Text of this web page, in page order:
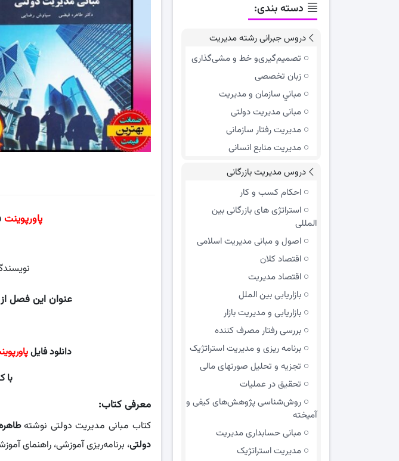
پاورپوینت
عنوان این فصل
دانلود فایل
با
معرفی کتاب:
کتاب مبانی مدیریت دولتی نوشته
دولتی، برنامه‌ریزی آموزشی، راهنمای
دسته بندی:
دروس جبرانی رشته مدیریت
تصمیم‌گیری‌و خط و مشی‌گذاری
زبان تخصصی
مباني سازمان و مديريت
مبانی مدیریت دولتی
مدیریت رفتار سازمانی
مدیریت منابع انسانی
دروس مدیریت بازرگانی
احکام کسب و کار
استراتژی های بازرگانی بین
المللی
اصول و مبانی مدیریت اسلامی
اقتصاد کلان
اقتصاد مدیریت
بازاریابی بین الملل
بازاریابی و مدیریت بازار
بررسی رفتار مصرف کننده
برنامه ریزی و مدیریت استراتژیک
تجزیه و تحلیل صورتهای مالی
تحقیق در عملیات
روش‌شناسی پژوهش‌های کیفی و
آمیخته
مبانی حسابداری مدیریت
مدیریت استراتژیک